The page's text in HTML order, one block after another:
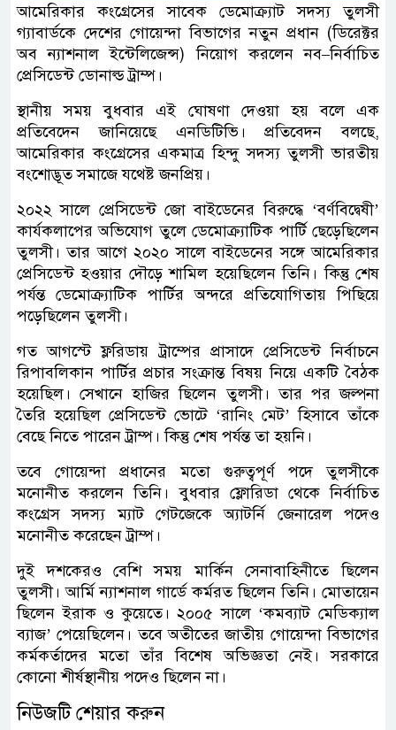
আমেরিকার কংগ্রেসের সাবেক ডেমোক্র্যাট সদস্য তুলসী
গ্যাবার্ডকে দেশের গোয়েন্দা বিভাগের নতুন প্রধান (ডিরেক্টর
অব ন্যাশনাল ইন্টেলিজেন্স) নিয়োগ করলেন নব–নির্বাচিত
প্রেসিডেন্ট ডোনাল্ড ট্রাম্প।
স্থানীয় সময় বুধবার এই ঘোষণা দেওয়া হয় বলে এক
প্রতিবেদেন জানিয়েছে এনডিটিভি। প্রতিবেদন বলছে,
আমেরিকার কংগ্রেসের একমাত্র হিন্দু সদস্য তুলসী ভারতীয়
বংশোদ্ভূত সমাজে যথেষ্ট জনপ্রিয়।
২০২২ সালে প্রেসিডেন্ট জো বাইডেনের বিরুদ্ধে ‘বর্ণবিদ্বেষী’
কার্যকলাপের অভিযোগ তুলে ডেমোক্র্যাটিক পার্টি ছেড়েছিলেন
তুলসী। তার আগে ২০২০ সালে বাইডেনের সঙ্গে আমেরিকার
প্রেসিডেন্ট হওয়ার দৌড়ে শামিল হয়েছিলেন তিনি। কিন্তু শেষ
পর্যন্ত ডেমোক্র্যাটিক পার্টির অন্দরে প্রতিযোগিতায় পিছিয়ে
পড়েছিলেন তুলসী।
গত আগস্টে ফ্লরিডায় ট্রাম্পের প্রাসাদে প্রেসিডেন্ট নির্বাচনে
রিপাবলিকান পার্টির প্রচার সংক্রান্ত বিষয় নিয়ে একটি বৈঠক
হয়েছিল। সেখানে হাজির ছিলেন তুলসী। তার পর জল্পনা
তৈরি হয়েছিল প্রেসিডেন্ট ভোটে ‘রানিং মেট’ হিসাবে তাঁকে
বেছে নিতে পারেন ট্রাম্প। কিন্তু শেষ পর্যন্ত তা হয়নি।
তবে গোয়েন্দা প্রধানের মতো গুরুত্বপূর্ণ পদে তুলসীকে
মনোনীত করলেন তিনি। বুধবার ফ্লোরিডা থেকে নির্বাচিত
কংগ্রেস সদস্য ম্যাট গেটজেকে অ্যাটর্নি জেনারেল পদেও
মনোনীত করেছেন ট্রাম্প।
দুই দশকেরও বেশি সময় মার্কিন সেনাবাহিনীতে ছিলেন
তুলসী। আর্মি ন্যাশনাল গার্ডে কর্মরত ছিলেন তিনি। মোতায়েন
ছিলেন ইরাক ও কুয়েতে। ২০০৫ সালে ‘কমব্যাট মেডিক্যাল
ব্যাজ’ পেয়েছিলেন। তবে অতীতের জাতীয় গোয়েন্দা বিভাগের
কর্মকর্তাদের মতো তাঁর বিশেষ অভিজ্ঞতা নেই। সরকারে
কোনো শীর্ষস্থানীয় পদেও ছিলেন না।
নিউজটি শেয়ার করুন